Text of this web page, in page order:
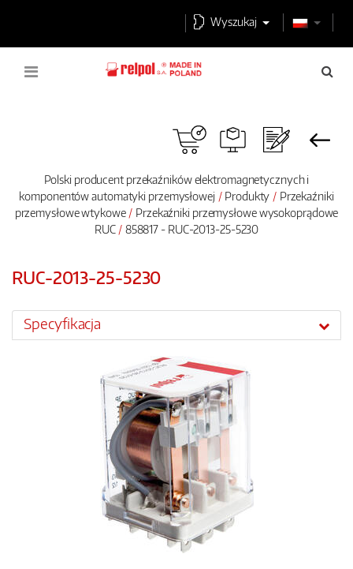
Wyszukaj
Polski producent przekaźników elektromagnetycznych i
komponentów automatyki przemysłowej
Produkty
Przekaźniki
przemysłowe wtykowe
Przekaźniki przemysłowe wysokoprądowe
RUC
858817 - RUC-2013-25-5230
RUC-2013-25-5230
Specyfikacja